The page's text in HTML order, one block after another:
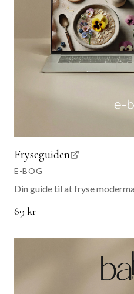
Fryseguiden
E-BOG
Din guide til at fryse
69 kr